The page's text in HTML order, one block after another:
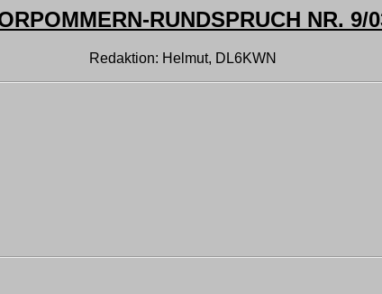
RUNDSPRUCH NR. 9/
Redaktion: Helmut, DL6KWN